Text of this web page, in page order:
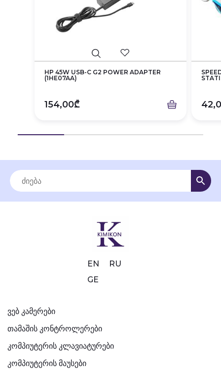
HP 45W USB-C G2 POWER ADAPTER
(1HE07AA)
154,00₾
ვებ კამერები
თამაშის კონტროლერები
კომპიუტერის კლავიატურები
კომპიუტერის მაუსები
EN
RU
GE